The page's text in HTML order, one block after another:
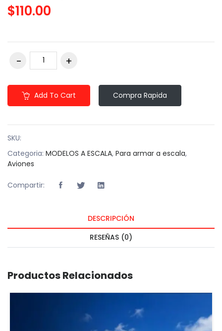
$110.00
Add To Cart Compra Rapida
SKU:
Categoria: MODELOS A ESCALA, Para armar a escala,
Aviones
Compartir:
DESCRIPCIÓN
RESEÑAS (0)
Productos Relacionados